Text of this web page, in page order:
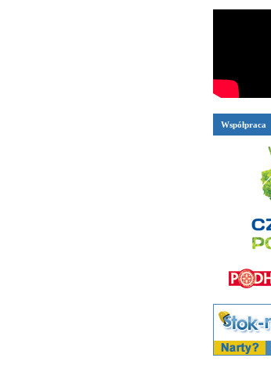
Współpraca